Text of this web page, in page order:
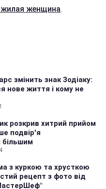
женщина.
змінить знак Зодіаку:
нове життя і кому не
розкрив хитрий прийом
подвір'я
з куркою та хрусткою
рецепт з фото від